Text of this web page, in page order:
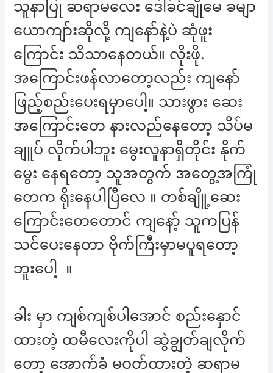
သူနာပြု ဆရာမလေး ဒေါ်ခင်ချိုမေ ခမျာ
ယောကျာ်းဆိုလို့ ကျနော်နဲ့ပဲ ဆုံဖူး
ကြောင်း သိသာနေတယ်။ လိုးဖို.
အကြောင်းဖန်လာတော့လည်း ကျနော်
ဖြည့်စည်းပေးရမှာပေါ့။ သားဖွား ဆေး
အကြောင်းတေ နားလည်နေတော့ သိပ်မ
ချူပ် လိုက်ပါဘူး မွေးလူနာရှိတိုင်း နိုက်
မွေး နေရတော့ သူအတွက် အတွေ့အကြုံ
တေက ရိုးနေပါပြီလေ ။ တစ်ချိူ့ဆေး
ကြောင်းတေတောင် ကျနော့် သူကပြန်
သင်ပေးနေတာ ဗိုက်ကြီးမှာမပူရတော့
ဘူးပေါ့ ။
ခါး မှာ ကျစ်ကျစ်ပါအောင် စည်းနှောင်
ထားတဲ့ ထမီလေးကိုပါ ဆွဲချွတ်ချလိုက်
တော့ အောက်ခံ မဝတ်ထားတဲ့ ဆရာမ